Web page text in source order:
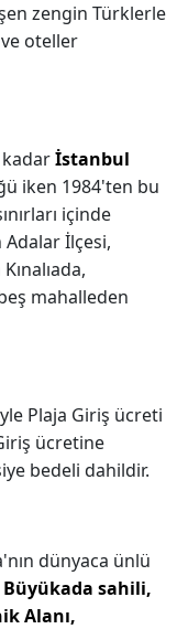
zengin Türklerle
oteller
kadarİstanbul
iken 1984'ten bu
içinde
Adalar İlçesi,
mahalleden
Plaja Giriş ücreti
ücretine
bedeli dahildir.
dünyaca ünlü
sahili,
Alanı,